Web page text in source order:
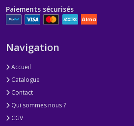
Paiements sécurisés
Navigation
Accueil
Catalogue
Contact
Qui sommes nous ?
CGV